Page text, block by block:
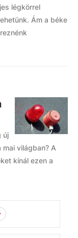
légkörrel
Ám a béke
új
világban? A
kínál ezen a